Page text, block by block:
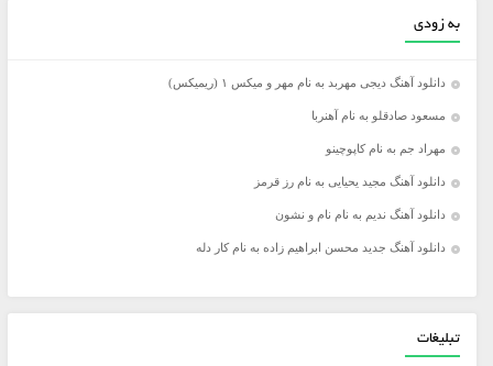
به زودی
دانلود آهنگ دیجی مهربد به نام مهر و میکس ۱ (ریمیکس)
مسعود صادقلو به نام آهنربا
مهراد جم به نام کاپوچینو
دانلود آهنگ مجید یحیایی به نام رز قرمز
دانلود آهنگ ندیم به نام نام و نشون
دانلود آهنگ جدید محسن ابراهیم زاده به نام کار دله
تبلیغات